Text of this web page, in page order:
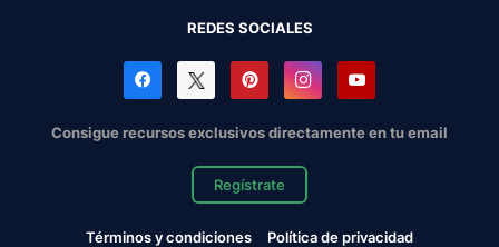
REDES SOCIALES
Consigue recursos exclusivos directamente en tu email
Regístrate
Términos y condiciones
Política de privacidad